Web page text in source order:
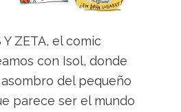
Y ZETA, el comic
con Isol, donde
del pequeño
parece ser el mundo